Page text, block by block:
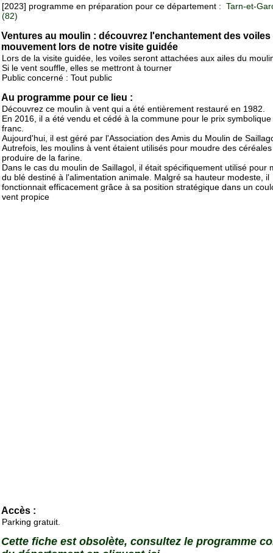
[2023] programme en préparation pour ce département : Tarn-et-
(82)
Ventures au moulin : découvrez l'enchantement des voiles
mouvement lors de notre visite guidée
Lors de la visite guidée, les voiles seront attachées aux ailes du
Si le vent souffle, elles se mettront à tourner
Public concerné : Tout public
Au programme pour ce lieu :
Découvrez ce moulin à vent qui a été entièrement restauré en 1982.
En 2016, il a été vendu et cédé à la commune pour le prix
franc.
Aujourd'hui, il est géré par l'Association des Amis du Moulin de
Autrefois, les moulins à vent étaient utilisés pour moudre des
produire de la farine.
Dans le cas du moulin de Saillagol, il était spécifiquement utilisé pour
du blé destiné à l'alimentation animale. Malgré sa hauteur modeste, il
fonctionnait efficacement grâce à sa position stratégique dans un
vent propice
Accès :
Parking gratuit.
Cette fiche est obsolète, consultez le programme